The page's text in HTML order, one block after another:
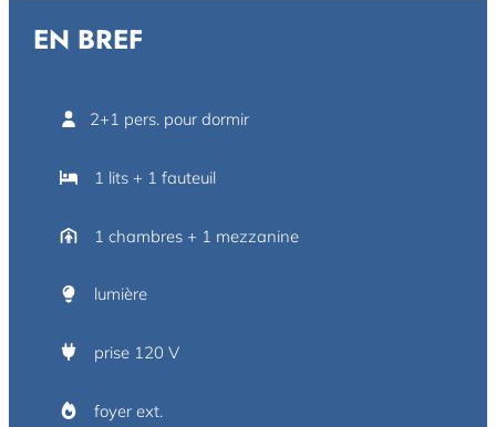
EN BREF
2+1 pers. pour dormir
1 lits + 1 fauteuil
1 chambres + 1 mezzanine
lumière
prise 120 V
foyer ext.